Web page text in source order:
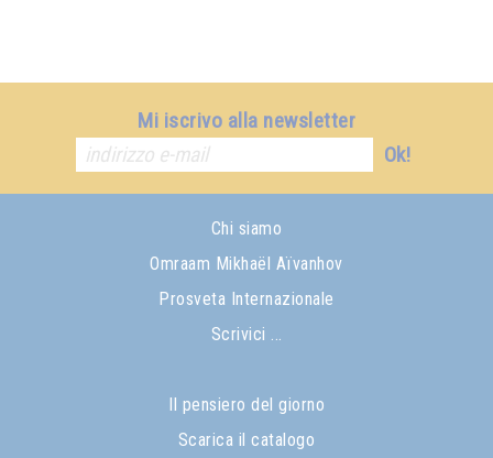
Mi iscrivo alla newsletter
Ok!
Chi siamo
Omraam Mikhaël Aïvanhov
Prosveta Internazionale
Scrivici ...
Il pensiero del giorno
Scarica il catalogo